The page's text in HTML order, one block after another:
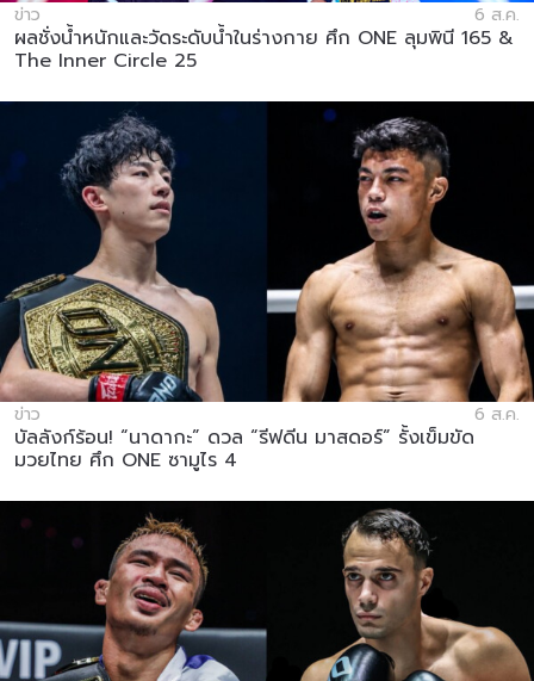
ข่าว 6 ส.ค.
ผลชั่งน้ำหนักและวัดระดับน้ำในร่างกาย ศึก ONE ลุมพินี 165 &
The Inner Circle 25
ข่าว 6 ส.ค.
บัลลังก์ร้อน! “นาดากะ” ดวล “รีฟดีน มาสดอร์” รั้งเข็มขัด
มวยไทย ศึก ONE ซามูไร 4